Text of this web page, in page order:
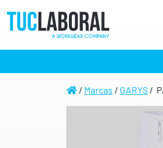
/ Marcas / GARYS /